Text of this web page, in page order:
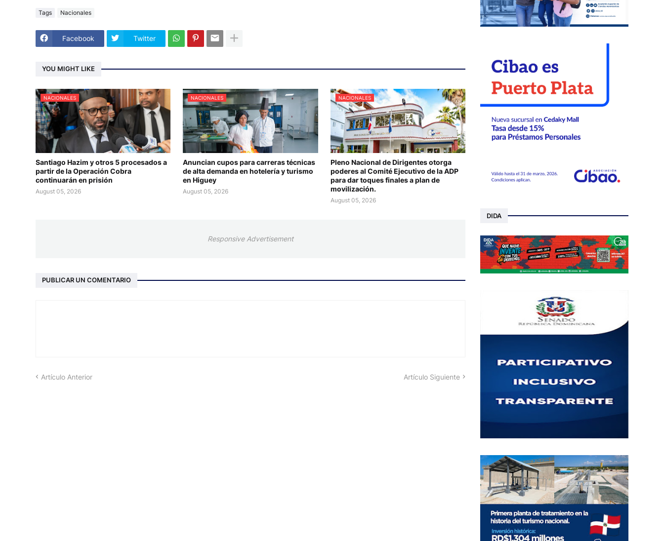
Tags Nacionales
Facebook Twitter
YOU MIGHT LIKE
NACIONALES
Santiago Hazim y otros 5 procesados a
partir de la Operación Cobra
continuarán en prisión
August 05, 2026
NACIONALES
Anuncian cupos para carreras técnicas
de alta demanda en hotelería y turismo
en Higuey
August 05, 2026
NACIONALES
Pleno Nacional de Dirigentes otorga
poderes al Comité Ejecutivo de la ADP
para dar toques finales a plan de
movilización.
August 05, 2026
Responsive Advertisement
PUBLICAR UN COMENTARIO
Artículo Anterior Artículo Siguiente
DIDA